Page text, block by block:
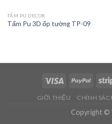
TẤM PU DECOR
Tấm Pu 3D ốp tường TP-09
GIỚI THIỆU CHÍNH
Copyright ©